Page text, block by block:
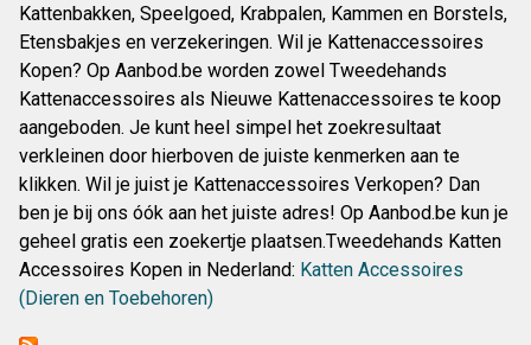
Kattenbakken, Speelgoed, Krabpalen, Kammen en Borstels,
Etensbakjes en verzekeringen. Wil je Kattenaccessoires
Kopen? Op Aanbod.be worden zowel Tweedehands
Kattenaccessoires als Nieuwe Kattenaccessoires te koop
aangeboden. Je kunt heel simpel het zoekresultaat
verkleinen door hierboven de juiste kenmerken aan te
klikken. Wil je juist je Kattenaccessoires Verkopen? Dan
ben je bij ons óók aan het juiste adres! Op Aanbod.be kun je
geheel gratis een zoekertje plaatsen.Tweedehands Katten
Accessoires Kopen in Nederland: Katten Accessoires
(Dieren en Toebehoren)